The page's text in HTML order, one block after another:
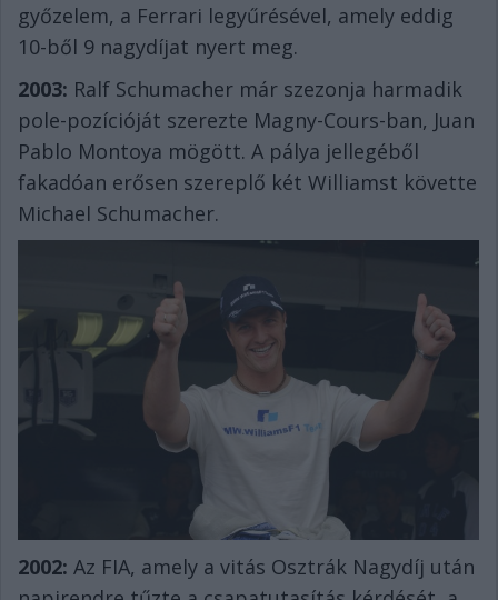
győzelem, a Ferrari legyűrésével, amely eddig
10-ből 9 nagydíjat nyert meg.
2003: Ralf Schumacher már szezonja harmadik
pole-pozícióját szerezte Magny-Cours-ban, Juan
Pablo Montoya mögött. A pálya jellegéből
fakadóan erősen szereplő két Williamst követte
Michael Schumacher.
2002: Az FIA, amely a vitás Osztrák Nagydíj után